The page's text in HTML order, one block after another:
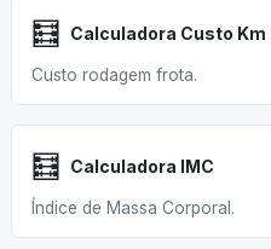
🧮 Calculadora Custo Km
Custo rodagem frota.
🧮 Calculadora IMC
Índice de Massa Corporal.